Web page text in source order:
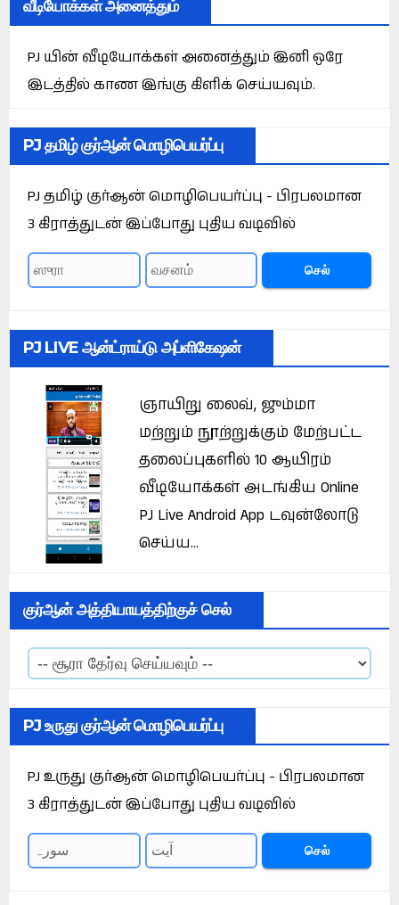
வீடியோக்கள் அனைத்தும்
PJ யின் வீடியோக்கள் அனைத்தும் இனி ஒரே
இடத்தில் காண இங்கு கிளிக் செய்யவும்.
PJ தமிழ் குர்ஆன் மொழிபெயர்ப்பு
PJ தமிழ் குர்ஆன் மொழிபெயர்ப்பு - பிரபலமான
3 கிராத்துடன் இப்போது புதிய வடிவில்
செல்
PJ LIVE ஆன்ட்ராய்டு அப்ளிகேஷன்
ஞாயிறு லைவ், ஜும்மா
மற்றும் நூற்றுக்கும் மேற்பட்ட
தலைப்புகளில் 10 ஆயிரம்
வீடியோக்கள் அடங்கிய Online
PJ Live Android App டவுன்லோடு
செய்ய...
குர்ஆன் அத்தியாயத்திற்குச் செல்
PJ உருது குர்ஆன் மொழிபெயர்ப்பு
PJ உருது குர்ஆன் மொழிபெயர்ப்பு - பிரபலமான
3 கிராத்துடன் இப்போது புதிய வடிவில்
செல்